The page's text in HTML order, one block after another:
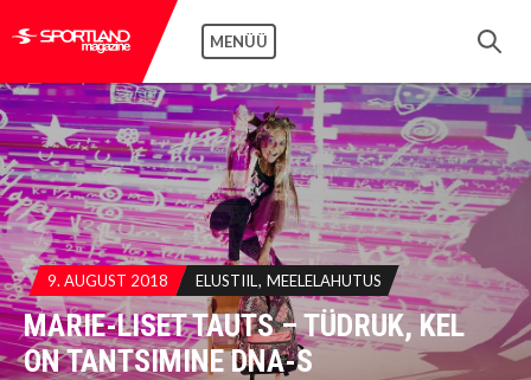
MENÜÜ
9. AUGUST 2018 ELUSTIIL MEELELAHUTUS
MARIE-LISET TAUTS – TÜDRUK, KEL
ON TANTSIMINE DNA-S